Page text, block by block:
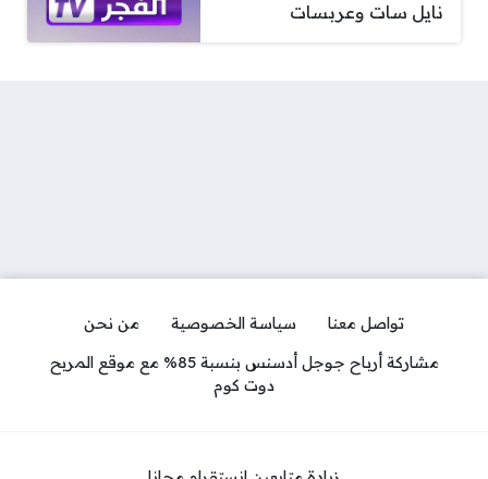
نايل سات وعربسات
تواصل معنا سياسة الخصوصية
من نحن
مشاركة أرباح جوجل أدسنس بنسبة 85% مع موقع المربح
دوت كوم